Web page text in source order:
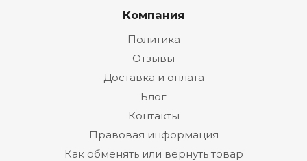
Компания
Политика
Отзывы
Доставка и оплата
Блог
Контакты
Правовая информация
Как обменять или вернуть товар